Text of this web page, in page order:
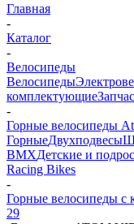
Главная
-
Каталог
-
Велосипеды
Велосипеды
комплектующие
-
Горные велосипеды
ГорныеДвухподвесы
BMXДетские и
Racing Bikes
-
Горные велосипеды с
29